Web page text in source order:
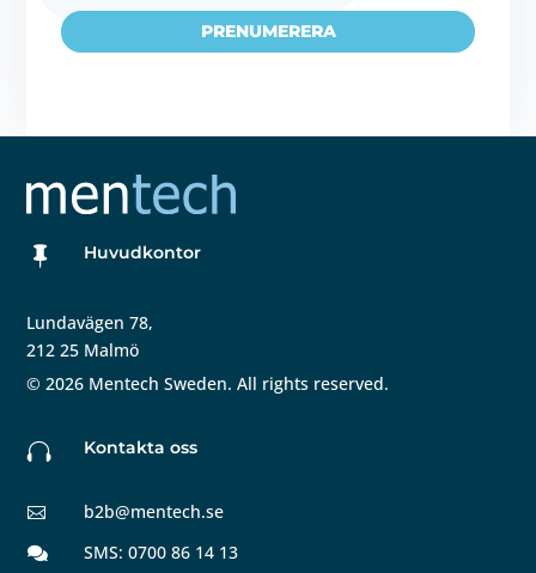
PRENUMERERA
 Huvudkontor
Lundavägen 78,
212 25 Malmö
©2026 Mentech Sweden. All rights reserved.
 Kontakta oss
 b2b@mentech.se
 SMS: 0700 86 14 13